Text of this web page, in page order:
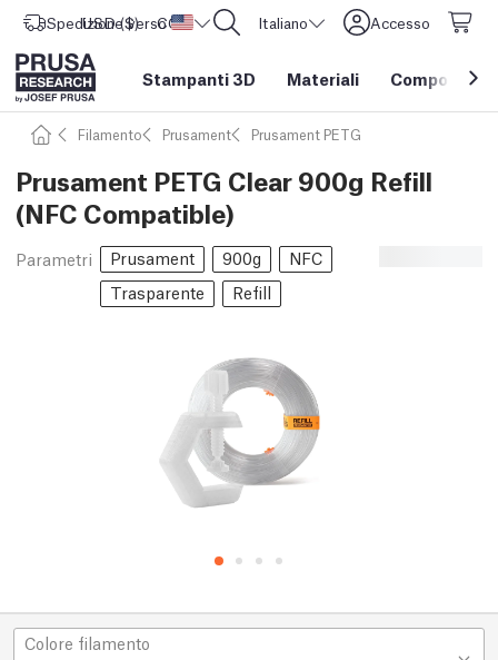
Spedizione verso Stati Uniti d'America
USD ($) CORE One L: Ora disponibile! Italiano Accesso
Stampanti 3D Materiali Componenti
Filamento Prusament Prusament PETG
Prusament PETG Clear 900g Refill
(NFC Compatible)
Parametri Prusament 900g
NFC
Trasparente
Refill
Colore filamento